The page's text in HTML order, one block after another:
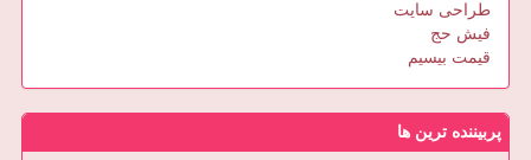
طراحی سایت
فیش حج
قیمت بیسیم
پربیننده ترین ها